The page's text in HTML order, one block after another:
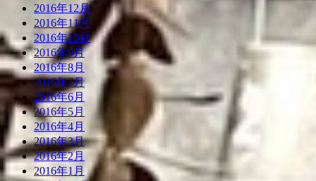
2016年12月
2016年11月
2016年10月
2016年9月
2016年8月
2016年7月
2016年6月
2016年5月
2016年4月
2016年3月
2016年2月
2016年1月